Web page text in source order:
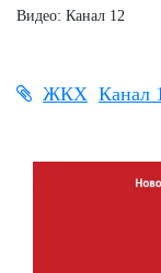
Видео: Канал 12
ЖКХ Канал